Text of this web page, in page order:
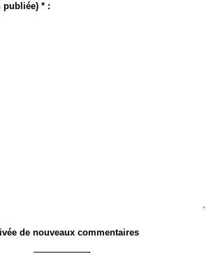
publiée) * :
de nouveaux commentaires